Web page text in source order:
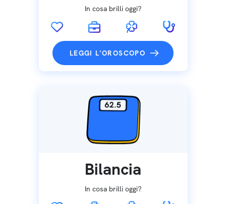
In cosa brilli oggi?
LEGGI L'OROSCOPO
Bilancia
In cosa brilli oggi?